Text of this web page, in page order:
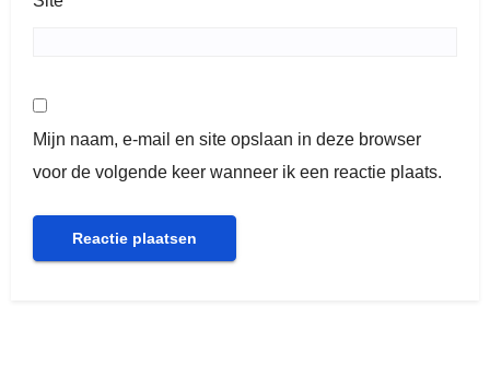
Mijn naam, e-mail en site opslaan in deze browser
voor de volgende keer wanneer ik een reactie plaats.